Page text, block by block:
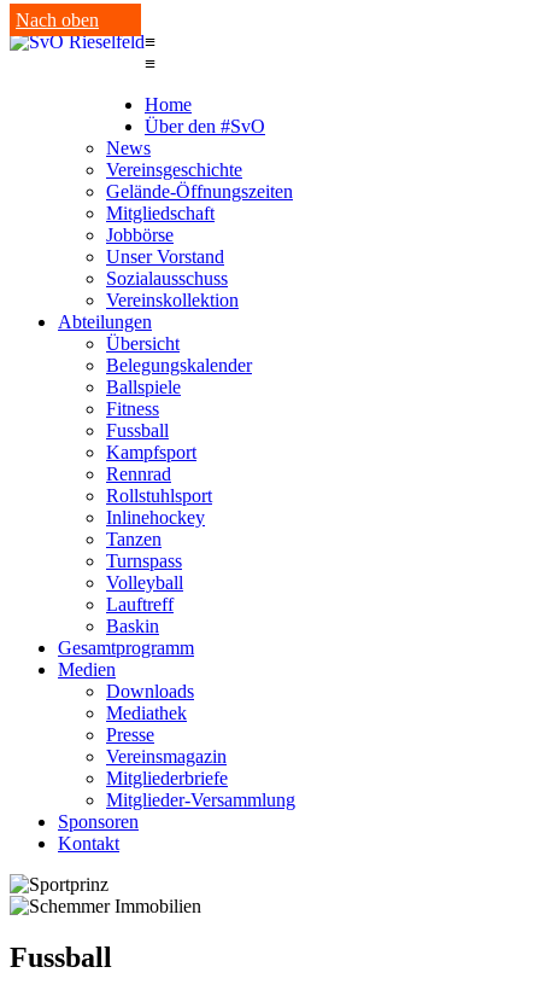
Nach oben
≡
≡
Home
Über den #SvO
News
Vereinsgeschichte
Gelände-Öffnungszeiten
Mitgliedschaft
Jobbörse
Unser Vorstand
Sozialausschuss
Vereinskollektion
Abteilungen
Übersicht
Belegungskalender
Ballspiele
Fitness
Fussball
Kampfsport
Rennrad
Rollstuhlsport
Inlinehockey
Tanzen
Turnspass
Volleyball
Lauftreff
Baskin
Gesamtprogramm
Medien
Downloads
Mediathek
Presse
Vereinsmagazin
Mitgliederbriefe
Mitglieder-Versammlung
Sponsoren
Kontakt
Fussball